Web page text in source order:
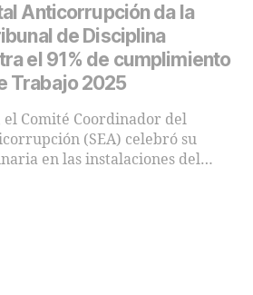
Anticorrupción da la
de Disciplina
el 91% de cumplimiento
Trabajo 2025
el Comité Coordinador del
(SEA) celebró su
en las instalaciones del…